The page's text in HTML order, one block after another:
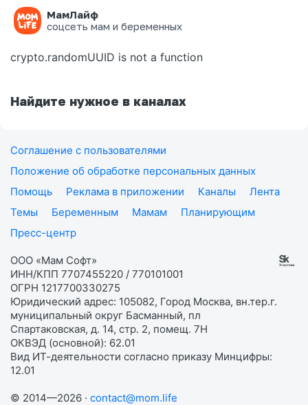
МамЛайф
соцсеть мам и беременных
Ошибка на странице
crypto.randomUUID is not a function
Найдите нужное в каналах
Соглашение с пользователями
Положение об обработке персональных данных
Помощь
Реклама в приложении Каналы
Лента
Темы
Беременным Мамам
Планирующим
Пресс-центр
ООО «Мам Софт»
ИНН/КПП 7707455220 / 770101001
ОГРН 1217700330275
Юридический адрес: 105082, Город Москва, вн.тер.г.
муниципальный округ Басманный, пл
Спартаковская, д. 14, стр. 2, помещ. 7Н
ОКВЭД (основной): 62.01
Вид ИТ-деятельности согласно приказу Минцифры:
12.01
© 2014—2026 · contact@mom.life